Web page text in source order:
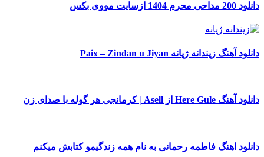
دانلود 200 مداحی محرم 1404 ازسایت مووی بکس
دانلود آهنگ زیندانه ژیانه Paix – Zindan u Jiyan
دانلود آهنگ Here Gule از Asell | کرمانجی هر گوله با صدای زن
دانلود اهنگ فاطمه رحمانی به نام همه زندگیمو کتابش میکنم